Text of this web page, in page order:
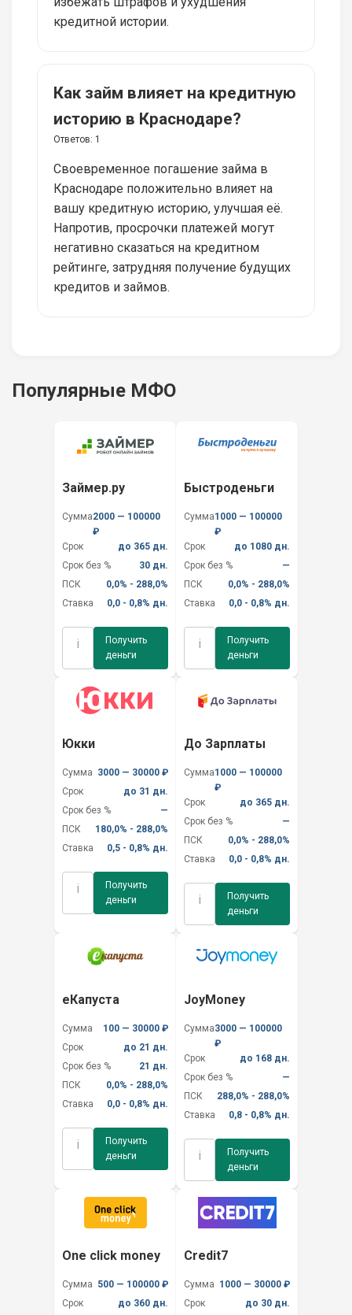
кредитной истории.
Как займ влияет на кредитную
историю в Краснодаре?
Ответов: 1
Своевременное погашение займа в
Краснодаре положительно влияет на
вашу кредитную историю, улучшая её.
Напротив, просрочки платежей могут
негативно сказаться на кредитном
рейтинге, затрудняя получение будущих
кредитов и займов.
Популярные МФО
Займер.ру
Сумма2000 — 100000
₽
Срок
до 365 дн.
Срок без %
30 дн.
ПСК
0,0% - 288,0%
Ставка
0,0 - 0,8% дн.
i
Получить
деньги
Быстроденьги
Сумма1000 — 100000
₽
Срок
до 1080 дн.
Срок без %
—
ПСК
0,0% - 288,0%
Ставка
0,0 - 0,8% дн.
i
Получить
деньги
Юкки
Сумма 3000 — 30000 ₽
Срок
до 31 дн.
Срок без %
—
ПСК
180,0% - 288,0%
Ставка
0,5 - 0,8% дн.
i
Получить
деньги
До Зарплаты
Сумма1000 — 100000
₽
Срок
до 365 дн.
Срок без %
—
ПСК
0,0% - 288,0%
Ставка
0,0 - 0,8% дн.
i
Получить
деньги
еКапуста
Сумма
100 — 30000 ₽
Срок
до 21 дн.
Срок без %
21 дн.
ПСК
0,0% - 288,0%
Ставка
0,0 - 0,8% дн.
i
Получить
деньги
JoyMoney
Сумма3000 — 100000
₽
Срок
до 168 дн.
Срок без %
—
ПСК
288,0% - 288,0%
Ставка
0,8 - 0,8% дн.
i
Получить
деньги
One click money
Сумма 500 — 100000 ₽
Срок
до 360 дн.
Credit7
Сумма 1000 — 30000 ₽
Срок
до 30 дн.